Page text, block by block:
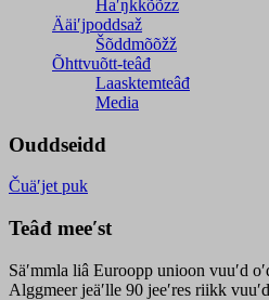
Haʹŋǩǩõõzz
Ääiʹjpoddsaž
Šõddmõõžž
Õhttvuõtt-teâđ
Laasktemteâđ
Media
Ouddseidd
Čuäʹjet puk
Teâđ meeʹst
Säʹmmla liâ Euroopp unioon vuuʹd
Alggmeer jeäʹlle 90 jeeʹres riikk